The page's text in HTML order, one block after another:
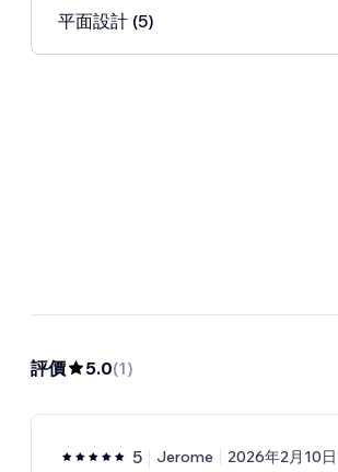
平面設計 (5)
評價 5.0(1)
5 Jerome 2026年2月10日